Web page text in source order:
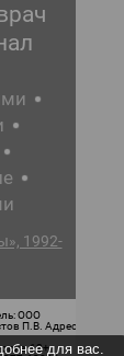
1992-
ООО
П.В. Адрес
12+для вас.